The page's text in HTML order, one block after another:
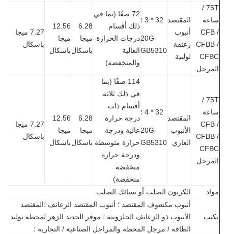
75T /
المقتصد
أنبوب
زعنفة
لولبية
32 * 3 ؛
GB5310
72 صفًا (بما في
ذلك أقسام
درجات الحرارة
العالية
والمنخفضة)
ميجا
باسكال
12.56
ميجا
باسكال
7.27 ميجا
باسكال
75T /
المقتصد
الأنبوب
العاري
20G-
GB5310
114 صفًا (بما
في ذلك ثلاثة
أقسام ذات
درجة حرارة
عالية ودرجة
حرارة متوسطة
ودرجة حرارة
منخفضة
منخفضة)
6.28
ميجا
باسكال
12.56
ميجا
باسكال
7.27 ميجا
باسكال
الكربون الصلب أو سبائك الصلب
أنبوب مكشوف المقتصد ؛ أنبوب المقتصد الزعانف ؛المقتصد
الأنبوب ذو الزعانف الحلزونية ؛ موفر الحديد الزهر لمحطة توليد
الطاقة / مرجل المحطة والمراجل الصناعية / التجارية ؛